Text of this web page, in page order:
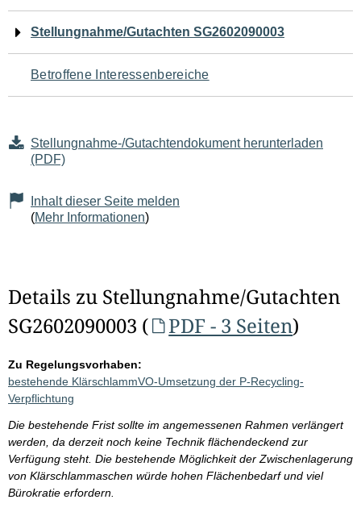
Navigation
für
den
Seiteninhalt
Stellungnahme/Gutachten SG2602090003
Betroffene Interessenbereiche
Stellungnahme-/Gutachtendokument herunterladen
(PDF)
Inhalt dieser Seite melden
(Mehr Informationen)
Details zu Stellungnahme/Gutachten
SG2602090003 (
PDF - 3 Seiten)
Zu Regelungsvorhaben:
bestehende KlärschlammVO-Umsetzung der P-Recycling-
Verpflichtung
Die bestehende Frist sollte im angemessenen Rahmen verlängert
werden, da derzeit noch keine Technik flächendeckend zur
Verfügung steht. Die bestehende Möglichkeit der Zwischenlagerung
von Klärschlammaschen würde hohen Flächenbedarf und viel
Bürokratie erfordern.